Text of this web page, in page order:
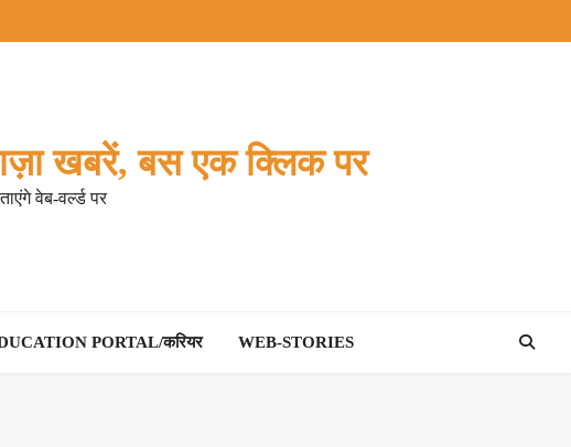
खबरें, बस एक क्लिक पर
वेब-वर्ल्ड पर
PORTAL/करियर WEB-STORIES